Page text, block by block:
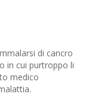
di cancro
in cui purtroppo li
medico